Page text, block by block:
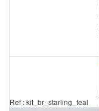
Ref : kit_br_starling_teal